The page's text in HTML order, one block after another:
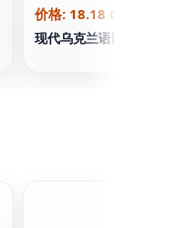
价格: 18.18 CNY
现代乌克兰语困难词典